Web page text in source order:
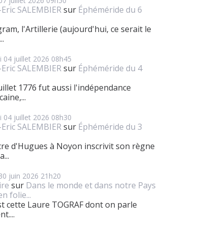
SALEMBIERsur Éphéméride du 6
l'Artillerie (aujourd'hui, ce serait le
04 juillet 2026 08h45
SALEMBIERsur Éphéméride du 4
1776 fut aussi l'indépendance
04 juillet 2026 08h30
SALEMBIERsur Éphéméride du 3
d'Hugues à Noyon inscrivit son règne
juin 2026 21h20
sur Dans le monde et dans notre Pays
folie...
cette Laure TOGRAF dont on parle